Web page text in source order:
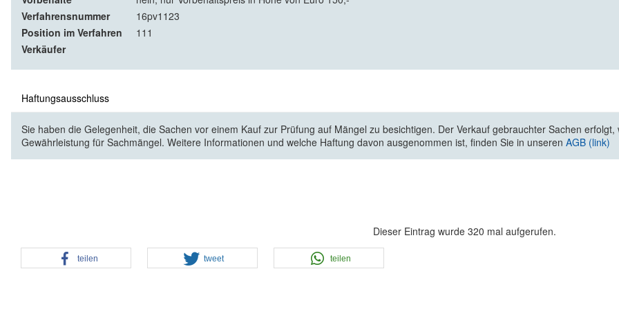
Verfahrensnummer
16pv1123
Position im Verfahren
111
Verkäufer
Haftungsausschluss
Sie haben die Gelegenheit, die Sachen vor einem Kauf zur Prüfung auf Mängel zu besichtigen. Der Verkauf gebrauchter Sachen
Gewährleistung für Sachmängel. Weitere Informationen und welche Haftung davon ausgenommen ist, finden Sie in unseren AGB (link)
Dieser Eintrag wurde 320 mal aufgerufen.
teilen tweet teilen